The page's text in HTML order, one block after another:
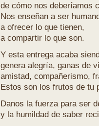
de cómo nos deberíamos
Nos enseñan a ser
a ofrecer lo que tienen,
a compartir lo que son.
Y esta entrega acaba
genera alegría, ganas de
amistad, compañerismo,
Estos son los frutos de tu
Danos la fuerza para ser
y la humildad de saber